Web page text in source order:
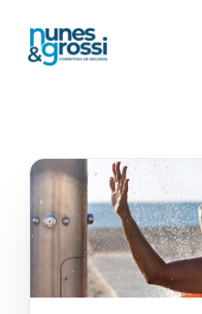
Features
Blog
Portfolio